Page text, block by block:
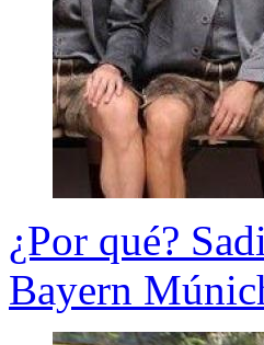
¿Por qué?
Bayern